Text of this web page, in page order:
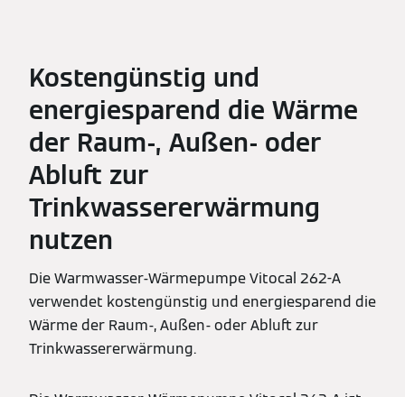
Kostengünstig und
energiesparend die Wärme
der Raum-, Außen- oder
Abluft zur
Trinkwassererwärmung
nutzen
Die Warmwasser-Wärmepumpe Vitocal 262-A
verwendet kostengünstig und energiesparend die
Wärme der Raum-, Außen- oder Abluft zur
Trinkwassererwärmung.